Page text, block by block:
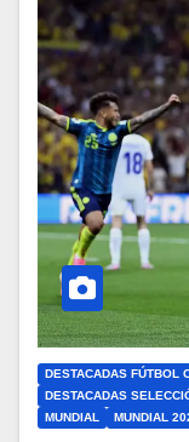
DESTACADAS FÚTBOL
DESTACADAS
MUNDIAL
MUNDIAL